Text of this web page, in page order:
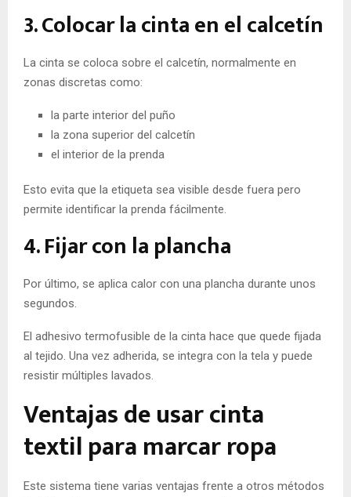
3. Colocar la cinta en el calcetín
La cinta se coloca sobre el calcetín, normalmente en
zonas discretas como:
la parte interior del puño
la zona superior del calcetín
el interior de la prenda
Esto evita que la etiqueta sea visible desde fuera pero
permite identificar la prenda fácilmente.
4. Fijar con la plancha
Por último, se aplica calor con una plancha durante unos
segundos.
El adhesivo termofusible de la cinta hace que quede fijada
al tejido. Una vez adherida, se integra con la tela y puede
resistir múltiples lavados.
Ventajas de usar cinta
textil para marcar ropa
Este sistema tiene varias ventajas frente a otros métodos